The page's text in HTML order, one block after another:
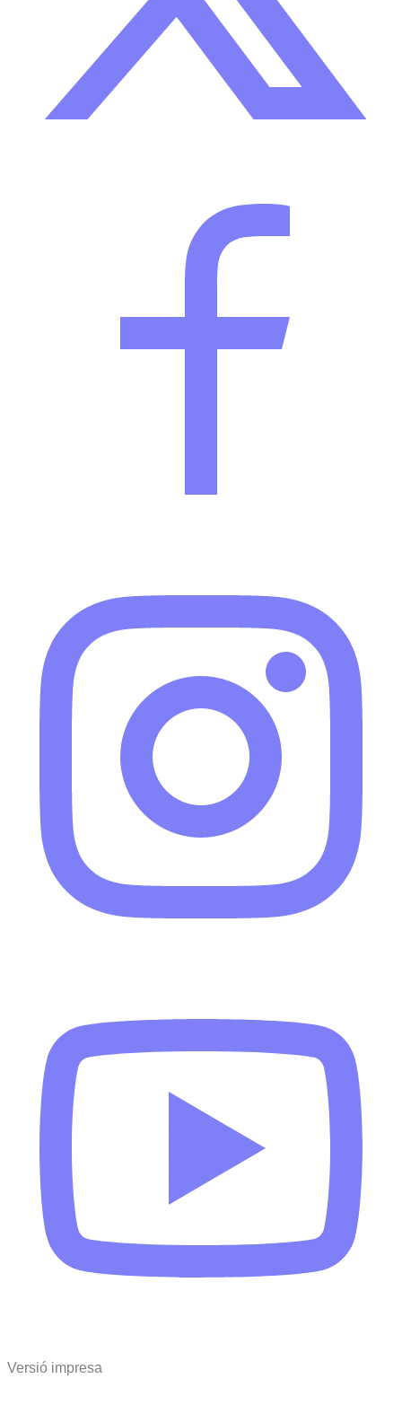
Versió impresa